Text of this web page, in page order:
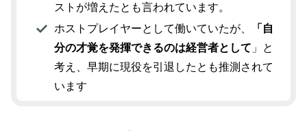
ストが増えたとも言われています。
ホストプレイヤーとして働いていたが、
「自
分の才覚を発揮できるのは経営者として 」と
考え、早期に現役を引退したとも推測されて
います